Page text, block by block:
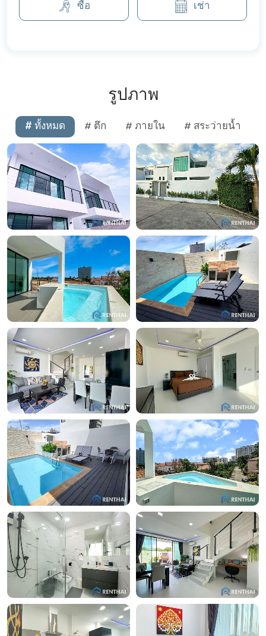
ซื้อ เช่า
รูปภาพ
# ทั้งหมด # ตึก # ภายใน # สระว่ายน้ำ